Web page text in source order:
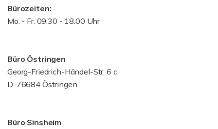
Bürozeiten:
Mo. - Fr. 09.30 - 18.00 Uhr
Büro Östringen
Georg-Friedrich-Händel-Str. 6 c
D-76684 Östringen
Büro Sinsheim